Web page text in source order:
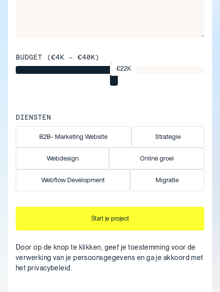
BUDGET (€4K - €40K)
€22K
DIENSTEN
B2B- Marketing Website Strategie
Webdesign Online groei
Webflow Development Migratie
Door op de knop te klikken, geef je toestemming voor de
verwerking van je persoonsgegevens en ga je akkoord met
het privacybeleid